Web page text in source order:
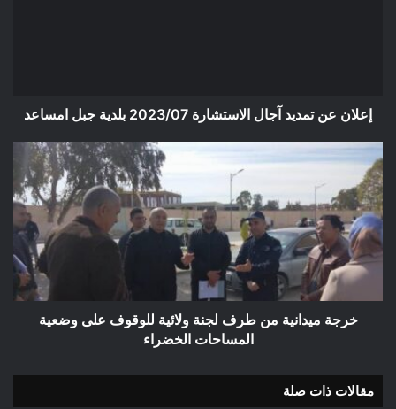
إعلان عن تمديد آجال الاستشارة 2023/07 بلدية جبل امساعد
خرجة
ميدانية
من
طرف
لجنة
ولائية
للوقوف
وضعية
المساحات
خرجة ميدانية من طرف لجنة ولائية للوقوف على وضعية
المساحات الخضراء
مقالات ذات صلة